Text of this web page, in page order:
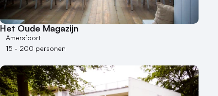
Locaties aan zee
Museum
Theater
Varende locatie
Het Oude Magazijn
Amersfoort
15 - 200 personen